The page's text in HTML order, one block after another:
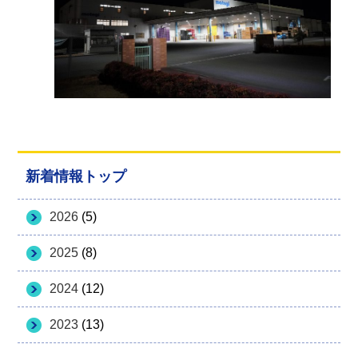
新着情報トップ
2026 (5)
2025 (8)
2024 (12)
2023 (13)